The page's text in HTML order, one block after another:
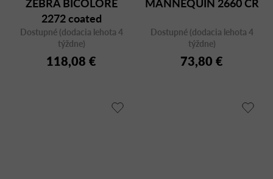
2272 coated
Dostupné (dodacia lehota 4
týždne)
118,08 €
Dostupné (dodacia lehota 4
týždne)
73,80 €